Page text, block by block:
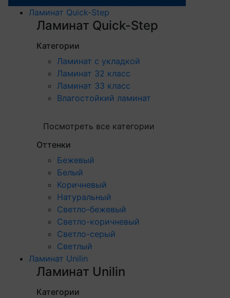
Ламинат Quick-Step
Ламинат Quick-Step
Категории
Ламинат с укладкой
Ламинат 32 класс
Ламинат 33 класс
Влагостойкий ламинат
Посмотреть все категории
Оттенки
Бежевый
Белый
Коричневый
Натуральный
Светло-бежевый
Светло-коричневый
Светло-серый
Светлый
Ламинат Unilin
Ламинат Unilin
Категории